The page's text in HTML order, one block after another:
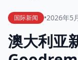
国际新闻 •2026年5
澳大利亚